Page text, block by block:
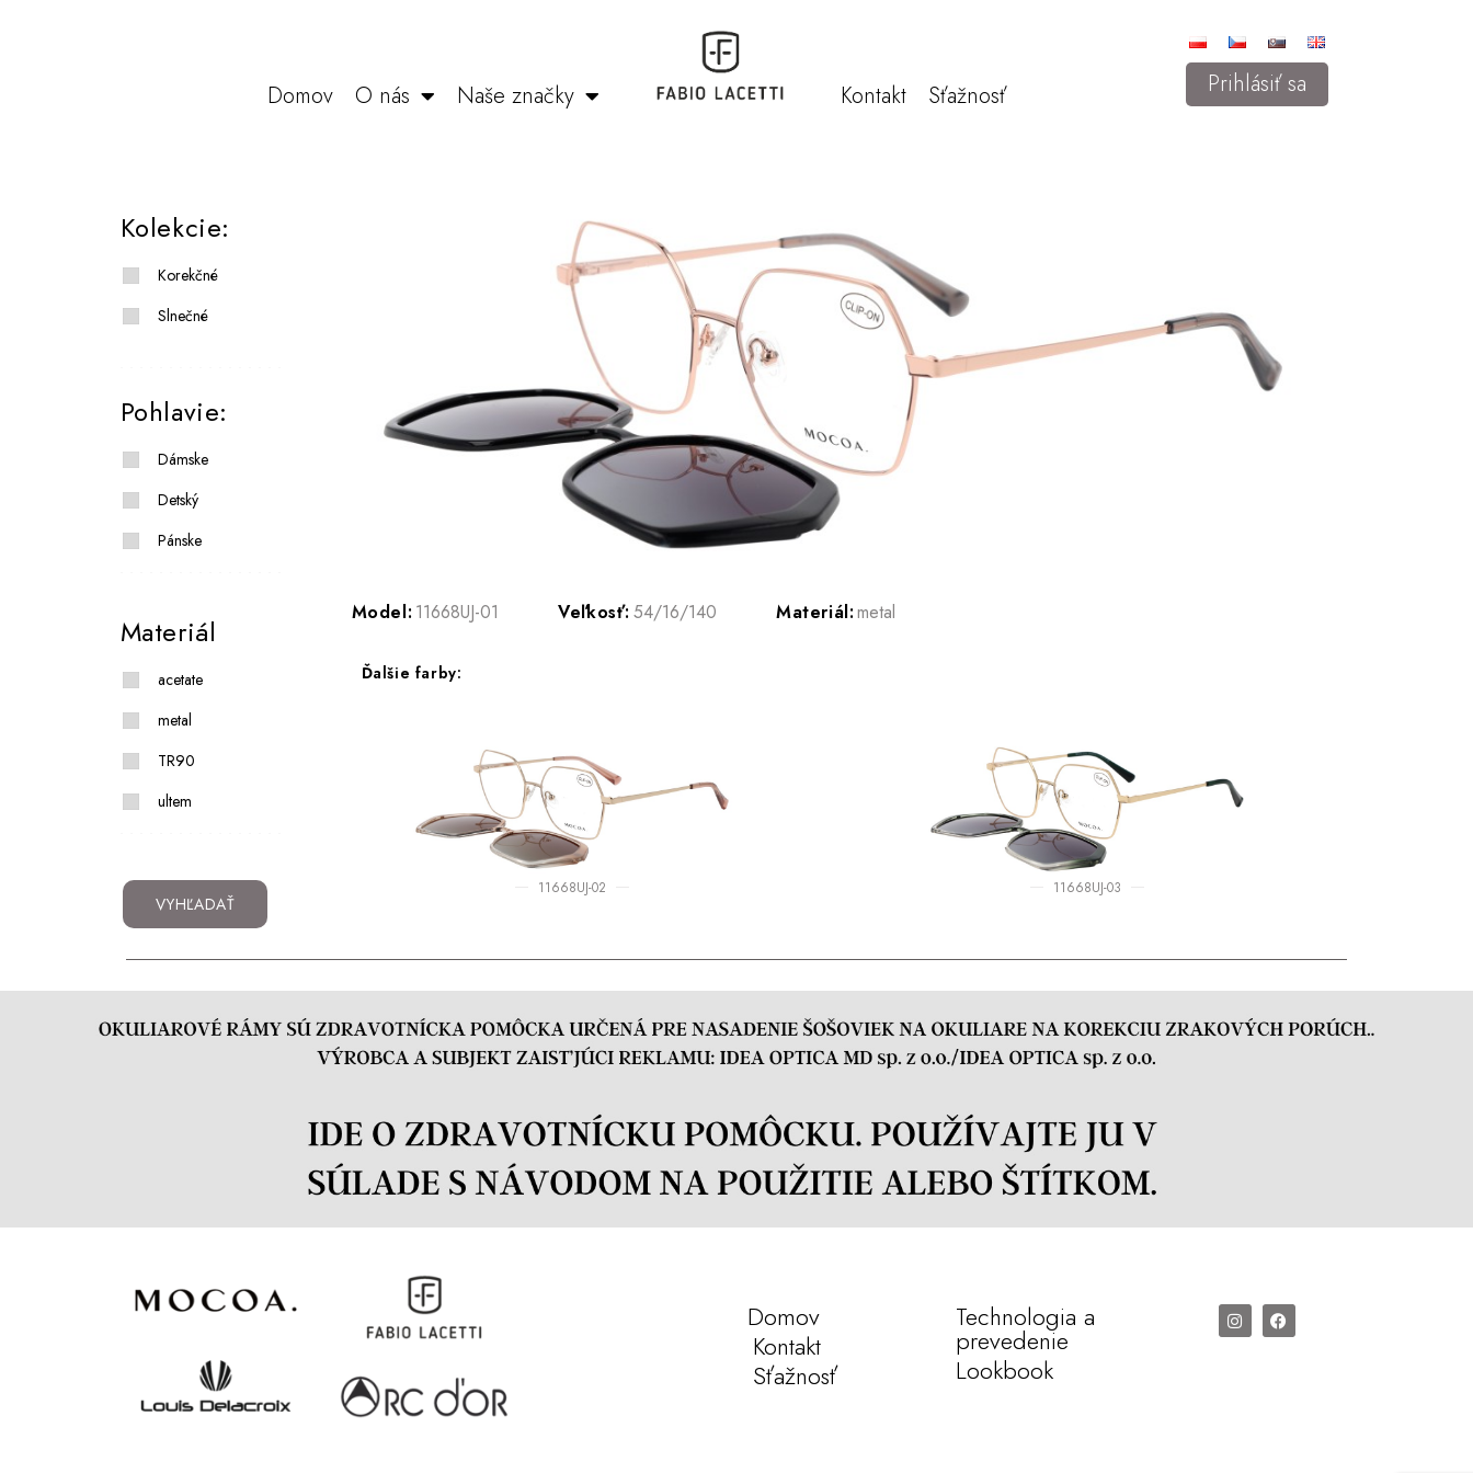
Domov O nás Naše značky Kontakt Sťažnosť Prihlásiť sa
Kolekcie:
Korekčné
Slnečné
Pohlavie:
Dámske
Detský
Pánske
Materiál
acetate
metal
TR90
ultem
VYHĽADAŤ
Model: 11668UJ-01 Veľkosť: 54/16/140 Materiál:metal
Ďalšie farby:
11668UJ-02 11668UJ-03
Domov
Kontakt
Sťažnosť
Technologia a
prevedenie
Lookbook